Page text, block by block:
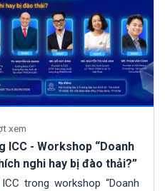
xem
ICC - Workshop “Doanh
nghi hay bị đào thải?”
trong workshop “Doanh